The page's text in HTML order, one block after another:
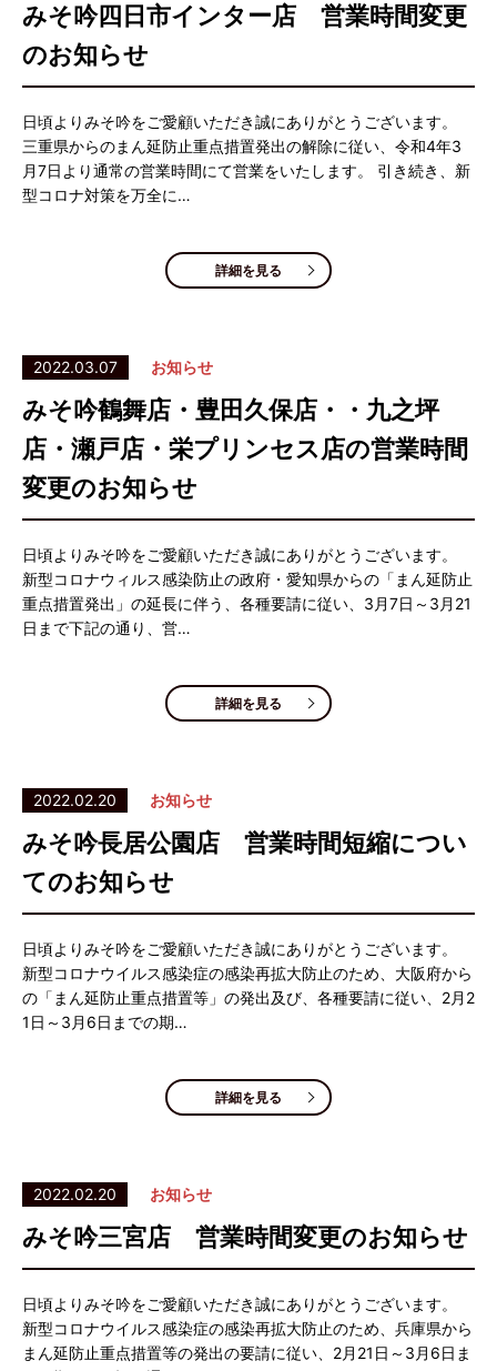
みそ吟四日市インター店 営業時間変更
のお知らせ
日頃よりみそ吟をご愛顧いただき誠にありがとうございます。
三重県からのまん延防止重点措置発出の解除に従い、令和4年3
月7日より通常の営業時間にて営業をいたします。 引き続き、新
型コロナ対策を万全に…
詳細を見る
2022.03.07 お知らせ
みそ吟鶴舞店・豊田久保店・・九之坪
店・瀬戸店・栄プリンセス店の営業時間
変更のお知らせ
日頃よりみそ吟をご愛顧いただき誠にありがとうございます。
新型コロナウィルス感染防止の政府・愛知県からの「まん延防止
重点措置発出」の延長に伴う、各種要請に従い、3月7日～3月21
日まで下記の通り、営…
詳細を見る
2022.02.20 お知らせ
みそ吟長居公園店 営業時間短縮につい
てのお知らせ
日頃よりみそ吟をご愛顧いただき誠にありがとうございます。
新型コロナウイルス感染症の感染再拡大防止のため、大阪府から
の「まん延防止重点措置等」の発出及び、各種要請に従い、2月2
1日～3月6日までの期…
詳細を見る
2022.02.20 お知らせ
みそ吟三宮店 営業時間変更のお知らせ
日頃よりみそ吟をご愛顧いただき誠にありがとうございます。
新型コロナウイルス感染症の感染再拡大防止のため、兵庫県から
まん延防止重点措置等の発出の要請に従い、2月21日～3月6日ま